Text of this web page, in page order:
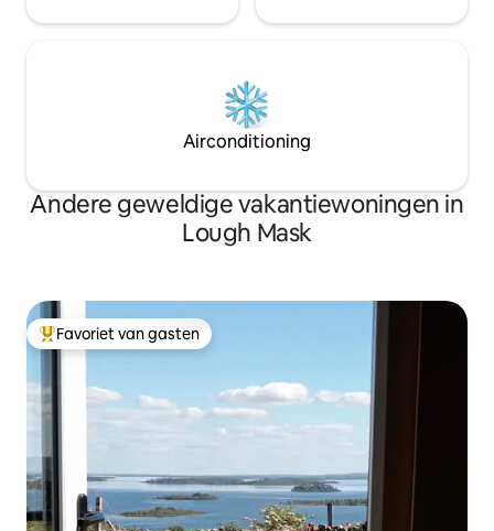
Airconditioning
Andere geweldige vakantiewoningen in
Lough Mask
Topfavoriet van gasten
Favoriet van gasten